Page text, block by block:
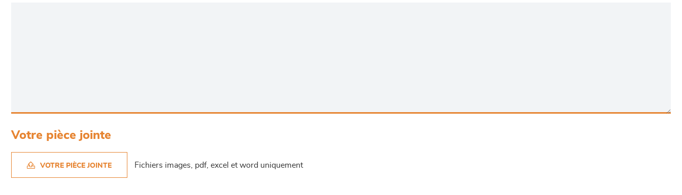
Votre pièce jointe
VOTRE PIÈCE JOINTE Fichiers images, pdf, excel et word uniquement